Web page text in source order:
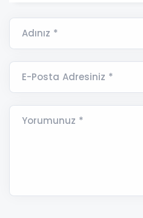
Adınız *
E-Posta Adresiniz *
Yorumunuz *